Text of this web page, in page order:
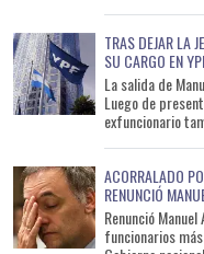
TRAS DEJAR LA
SU CARGO EN
La salida de
Luego de
exfuncionario
ACORRALADO
RENUNCIÓ
Renunció
funcionarios más cercanos La crisis